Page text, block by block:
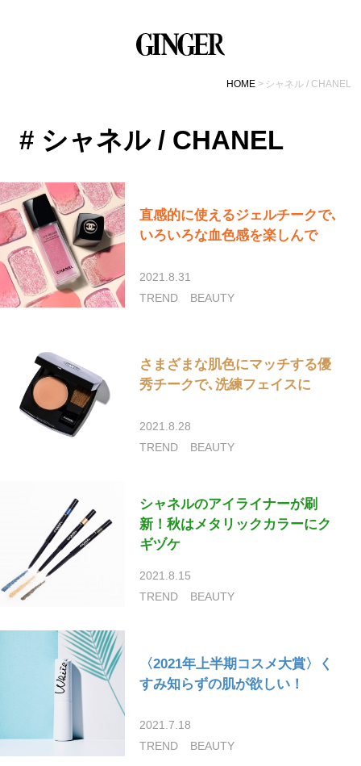
HOME シャネル / CHANEL
# シャネル / CHANEL
直感的に使えるジェルチークで､
いろいろな血色感を楽しんで
2021.8.31
TREND
BEAUTY
さまざまな肌色にマッチする優
秀チークで､洗練フェイスに
2021.8.28
TREND
BEAUTY
シャネルのアイライナーが刷
新！秋はメタリックカラーにク
ギヅケ
2021.8.15
TREND
BEAUTY
〈2021年上半期コスメ大賞〉く
すみ知らずの肌が欲しい！
2021.7.18
TREND
BEAUTY